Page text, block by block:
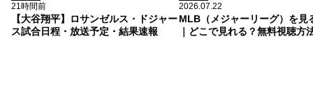
21時間前
【大谷翔平】ロサンゼルス・ドジャー
ス試合日程・放送予定・結果速報
2026.07.22
MLB（メジャーリーグ）を見
｜どこで見れる？無料視聴方